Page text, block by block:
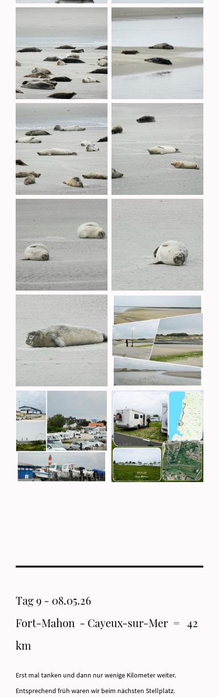
Tag 9 - 08.05.26
Fort-Mahon - Cayeux-sur-Mer = 42
km
Erst mal tanken und dann nur wenige Kilometer weiter.
Entsprechend früh waren wir beim nächsten Stellplatz.